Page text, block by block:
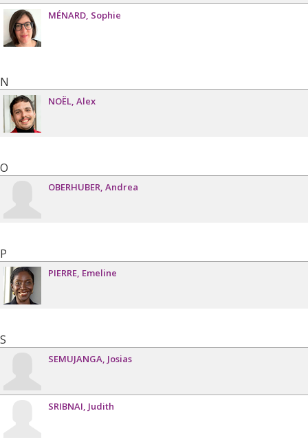
MÉNARD Sophie
N
NOËL Alex
O
OBERHUBER Andrea
P
PIERRE Emeline
S
SEMUJANGA Josias
SRIBNAI Judith